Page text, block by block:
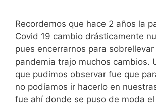
Recordemos que hace 2 años la
Covid 19 cambio drásticamente
pues encerrarnos para sobrellevar
pandemia trajo muchos cambios.
que pudimos observar fue que
no podíamos ir hacerlo en
fue ahí donde se puso de moda